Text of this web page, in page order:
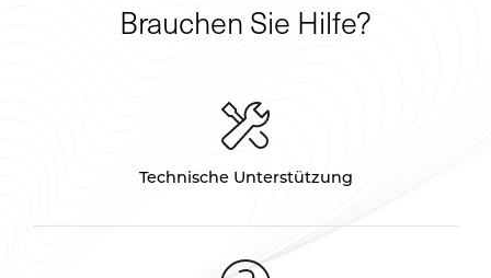
Brauchen Sie Hilfe?
Technische Unterstützung